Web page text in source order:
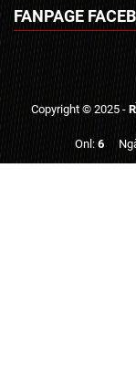
FANPAGE
Copyright © 2025 -
Onl: 6